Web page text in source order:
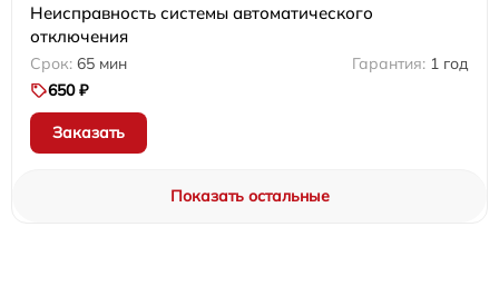
Неисправность системы автоматического
отключения
65 мин
1 год
650 ₽
Заказать
Показать остальные